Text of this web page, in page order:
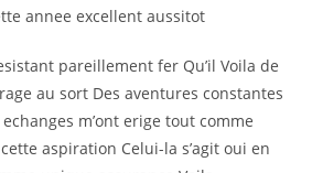
annee excellent aussitot
pareillement fer Qu’il Voila de
au sort Des aventures constantes
m’ont erige tout comme
aspiration Celui-la s’agit oui en